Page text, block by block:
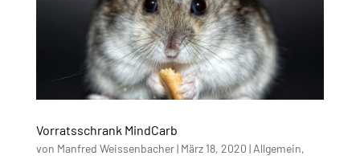
Vorratsschrank MindCarb
von Manfred Weissenbacher| März 18, 2020 | Allgemein,